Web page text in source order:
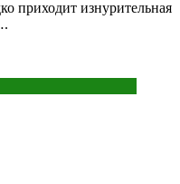
приходит изнурительная